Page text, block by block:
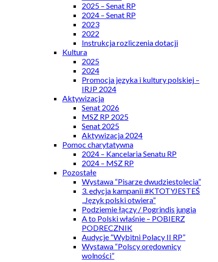
2025 – Senat RP
2024 – Senat RP
2023
2022
Instrukcja rozliczenia dotacji
Kultura
2025
2024
Promocja języka i kultury polskiej –
IRJP 2024
Aktywizacja
Senat 2026
MSZ RP 2025
Senat 2025
Aktywizacja 2024
Pomoc charytatywna
2024 – Kancelaria Senatu RP
2024 – MSZ RP
Pozostałe
Wystawa “Pisarze dwudziestolecia”
3. edycja kampanii #KTOTYJESTEŚ
„Język polski otwiera”
Podziemie łączy / Pogrindis jungia
A to Polski właśnie – POBIERZ
PODRECZNIK
Audycje “Wybitni Polacy II RP”
Wystawa “Polscy orędownicy
wolności”